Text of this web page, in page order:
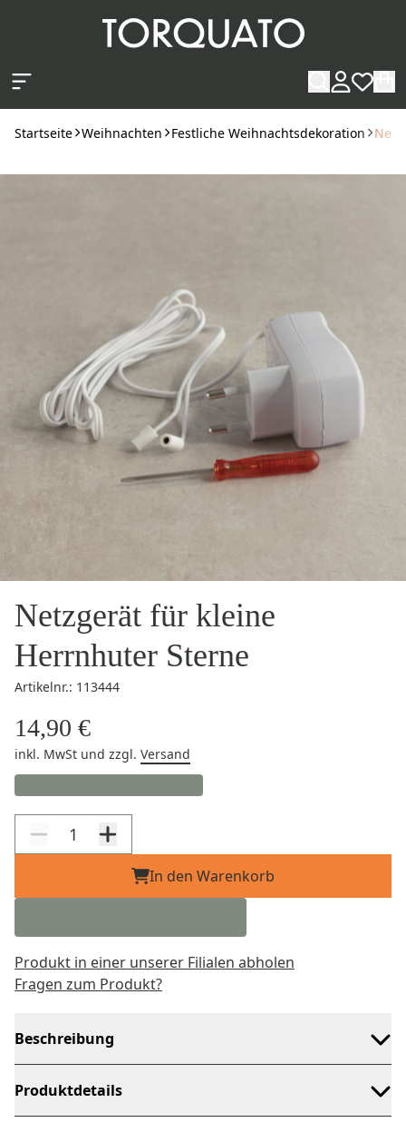
Startseite Weihnachten Festliche Weihnachtsdekoration
Netzgerät für kleine
Herrnhuter Sterne
Artikelnr.: 113444
14,90 €
inkl. MwSt und zzgl. Versand
In den Warenkorb
Produkt in einer unserer Filialen abholen
Fragen zum Produkt?
Beschreibung
Produktdetails